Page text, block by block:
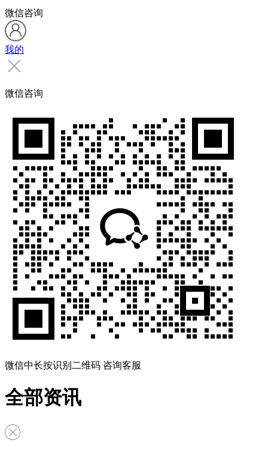
微信咨询
我的
微信咨询
微信中长按识别二维码 咨询客服
全部资讯